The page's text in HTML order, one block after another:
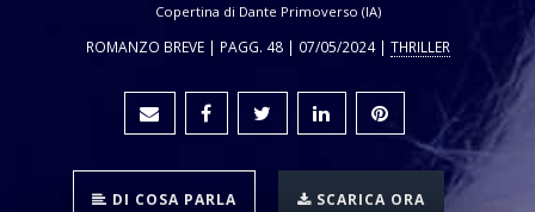
Copertina di Dante Primoverso (IA)
ROMANZO BREVE | PAGG. 48 | 07/05/2024 | THRILLER
DI COSA PARLA SCARICA ORA